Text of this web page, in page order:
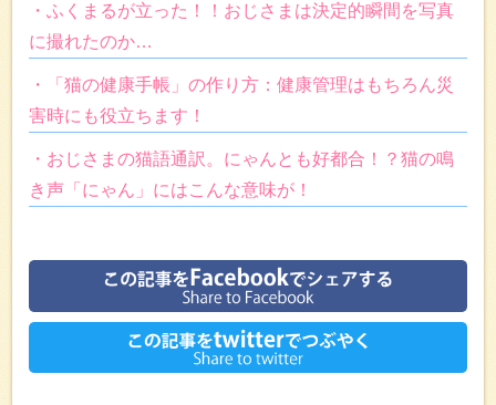
・ふくまるが立った！！おじさまは決定的瞬間を写真
に撮れたのか…
・「猫の健康手帳」の作り方：健康管理はもちろん災
害時にも役立ちます！
・おじさまの猫語通訳。にゃんとも好都合！？猫の鳴
き声「にゃん」にはこんな意味が！